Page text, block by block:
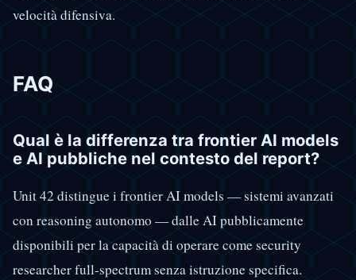
velocità difensiva.
FAQ
Qual è la differenza tra frontier AI models
e AI pubbliche nel contesto del report?
Unit 42 distingue i frontier AI models — sistemi avanzati
con reasoning autonomo — dalle AI pubblicamente
disponibili per la capacità di operare come security
researcher full-spectrum senza istruzione specifica.